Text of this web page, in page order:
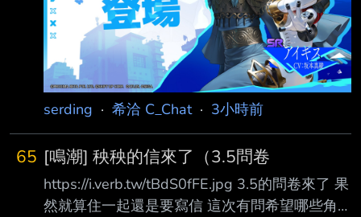
は、コラボイベント「PERSONA ON
FRONTLINE」にて まもなく登場！ 14日間ロ
グインイベント、コラボイベント「PERSONA
ON FRONTLINE」を
serding · 希洽 C_Chat· 3小時前
65 [鳴潮] 秧秧的信來了（3.5問卷
https://i.verb.tw/tBdS0fFE.jpg 3.5的問卷來了 果
然就算住一起還是要寫信 這次有問希望哪些角